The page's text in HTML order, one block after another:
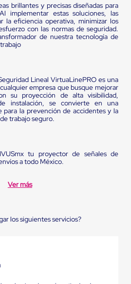
carga
brillantes y precisas diseñadas para
implementar estas soluciones, las
la eficiencia operativa, minimizar los
con las normas de seguridad.
de nuestra tecnología de
Lineal VirtuaLinePRO es una
empresa que busque mejorar
su proyección de alta visibilidad,
instalación, se convierte en una
para la prevención de accidentes y la
trabajo seguro.
tu proyector de señales de
a todo México.
Ver más
los siguientes servicios?